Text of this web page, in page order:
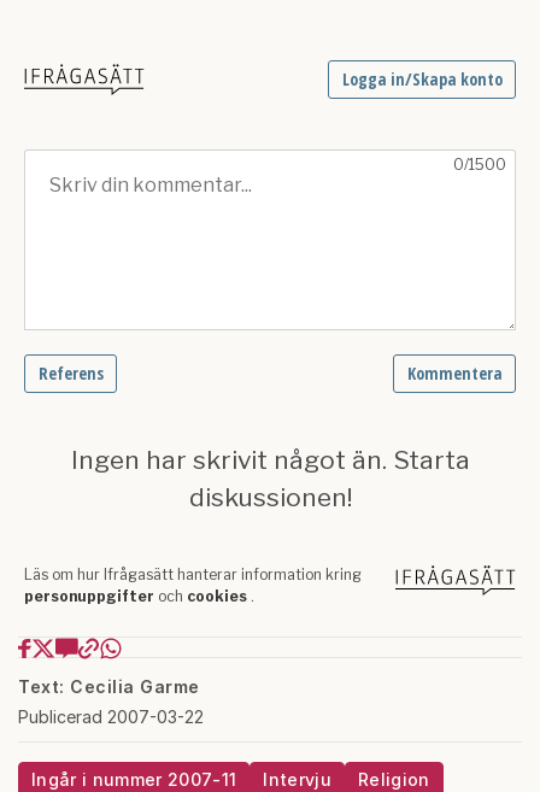
Text: Cecilia Garme
Publicerad 2007-03-22
Ingår i nummer 2007-11 Intervju Religion